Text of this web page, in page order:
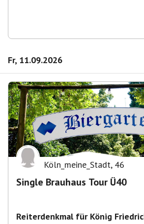
Fr, 11.09.2026
Köln_meine_Stadt, 46
Single Brauhaus Tour Ü40
Reiterdenkmal für König